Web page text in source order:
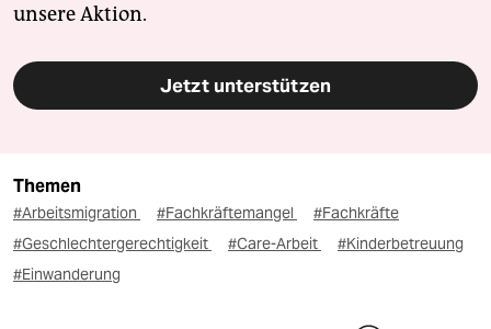
unsere Aktion.
Jetzt unterstützen
Themen
#Arbeitsmigration #Fachkräftemangel
#Fachkräfte
#Geschlechtergerechtigkeit
#Care-Arbeit
#Kinderbetreuung
#Einwanderung